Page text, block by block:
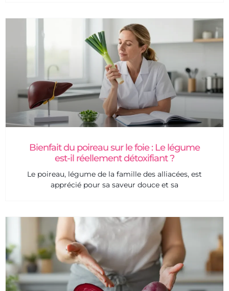
Bienfait du poireau sur le foie : Le légume
est-il réellement détoxifiant ?
Le poireau, légume de la famille des alliacées, est
apprécié pour sa saveur douce et sa